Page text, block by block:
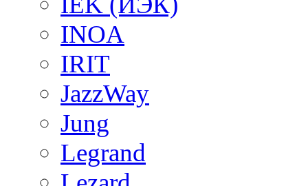
INOA
IRIT
JazzWay
Jung
Legrand